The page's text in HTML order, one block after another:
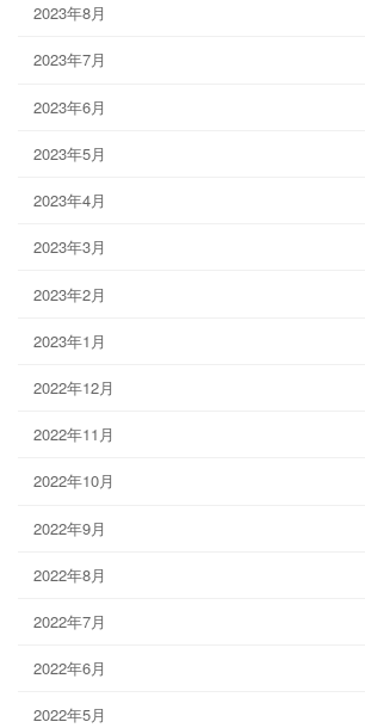
2023年8月
2023年7月
2023年6月
2023年5月
2023年4月
2023年3月
2023年2月
2023年1月
2022年12月
2022年11月
2022年10月
2022年9月
2022年8月
2022年7月
2022年6月
2022年5月